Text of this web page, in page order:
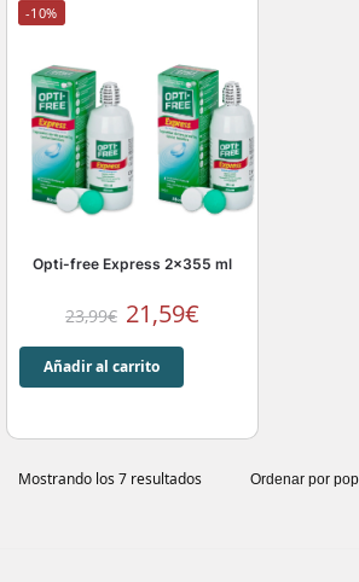
-10%
Opti-free Express 2×355 ml
23,99€ 21,59€
Añadir al carrito
Mostrando los 7 resultados